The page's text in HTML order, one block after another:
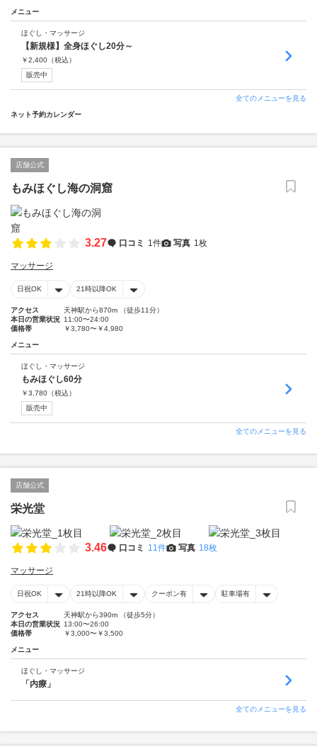
メニュー
ほぐし・マッサージ
【新規様】全身ほぐし20分～
￥2,400 （税込）
販売中
全てのメニューを見る
ネット予約カレンダー
店舗公式
もみほぐし海の洞窟
3.27 口コミ 1件 写真 1枚
マッサージ
日祝OK 21時以降OK
アクセス
天神駅から870m （徒歩11分）
本日の営業状況 11:00〜24:00
価格帯
￥3,780〜￥4,980
メニュー
ほぐし・マッサージ
もみほぐし60分
￥3,780 （税込）
販売中
全てのメニューを見る
店舗公式
栄光堂
3.46 口コミ 11件 写真 18枚
マッサージ
日祝OK 21時以降OK クーポン有 駐車場有
アクセス
天神駅から390m （徒歩5分）
本日の営業状況 13:00〜26:00
価格帯
￥3,000〜￥3,500
メニュー
ほぐし・マッサージ
「内療」
全てのメニューを見る